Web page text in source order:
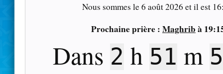
Nous sommes le6 août 2026 et il est
Prochaine prière : Maghrib à
Dans 2 h 51 m